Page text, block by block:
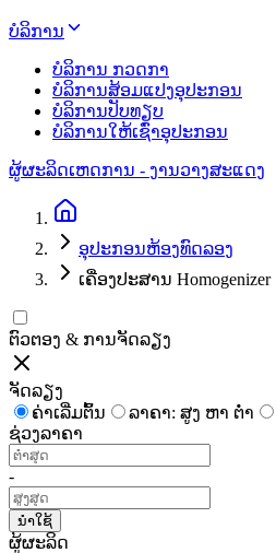
ບໍລິການ
ບໍລິການ ກວດກາ
ບໍລິການສ້ອມແປງອຸປະກອນ
ບໍລິການປັບທຽບ
ບໍລິການໃຫ້ເຊົ່າອຸປະກອນ
ຜູ້ຜະລິດເຫດການ - ງານວາງສະແດງ
ອຸປະກອນຫ້ອງທົດລອງ
ເຄື່ອງປະສານ Homogenizer
ຕົວຕອງ & ການຈັດລຽງ
ຈັດລຽງ
ຄ່າເລີ່ມຕົ້ນ
ລາຄາ: ສູງ ຫາ ຕໍ່າ
ຊ່ວງລາຄາ
-
ນຳໃຊ້
ຜູ້ຜະລິດ